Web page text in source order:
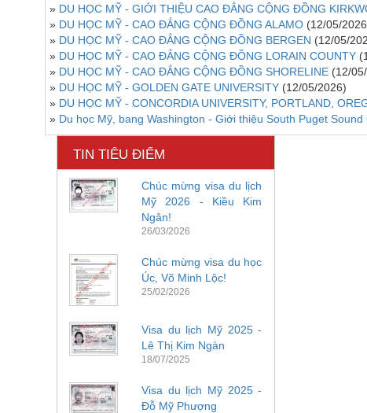
» DU HỌC MỸ - GIỚI THIỆU CAO ĐẲNG CỘNG ĐỒNG
» DU HỌC MỸ - CAO ĐẲNG CỘNG ĐỒNG ALAMO (12/05/
» DU HỌC MỸ - CAO ĐẲNG CỘNG ĐỒNG BERGEN (12/05/
» DU HỌC MỸ - CAO ĐẲNG CỘNG ĐỒNG LORAIN COUNTY
» DU HỌC MỸ - CAO ĐẲNG CỘNG ĐỒNG SHORELINE (12/
» DU HỌC MỸ - GOLDEN GATE UNIVERSITY (12/05/2026)
» DU HỌC MỸ - CONCORDIA UNIVERSITY, PORTLAND,
» Du học Mỹ, bang Washington - Giới thiệu South Puget
TIN TIÊU ĐIỂM
Chúc mừng visa du lịch
Mỹ 2026 - Kiều Kim
Ngân!
26/03/2026
Chúc mừng visa du học
Úc, Võ Minh Lộc!
25/02/2026
Visa du lịch Mỹ 2025 -
Lê Thị Kim Ngàn
18/07/2025
Visa du lịch Mỹ 2025 -
Đỗ Mỹ Phượng